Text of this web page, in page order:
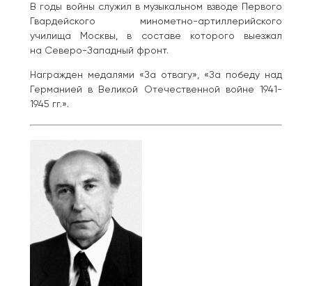
В годы войны служил в музыкальном взводе Первого
Гвардейского минометно-артиллерийского
училища Москвы, в составе которого выезжал
на Северо-Западный фронт.
Награжден медалями «За отвагу», «За победу над
Германией в Великой Отечественной войне 1941-
1945 гг.».